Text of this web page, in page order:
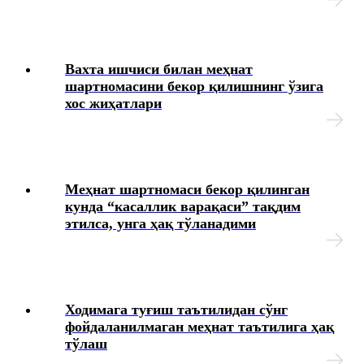
Коллектив шартномалар
Моддий жавобгарлик
олиш
Кадрларга доир ҳужжатлар
Вахта ишчиси билан меҳнат
шартномасини бекор қилишнинг ўзига
хос жиҳатлари
Меҳнат шартномаси бекор қилинган
кунда “касаллик варақаси” тақдим
этилса, унга ҳақ тўланадими
Ходимага туғиш таътилидан сўнг
фойдаланилмаган меҳнат таътилига ҳақ
тўлаш